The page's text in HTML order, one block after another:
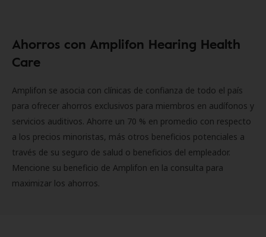
Ahorros con Amplifon Hearing Health
Care
Amplifon se asocia con clínicas de confianza de todo el país
para ofrecer ahorros exclusivos para miembros en audífonos y
servicios auditivos. Ahorre un 70 % en promedio con respecto
a los precios minoristas, más otros beneficios potenciales a
través de su seguro de salud o beneficios del empleador.
Mencione su beneficio de Amplifon en la consulta para
maximizar los ahorros.